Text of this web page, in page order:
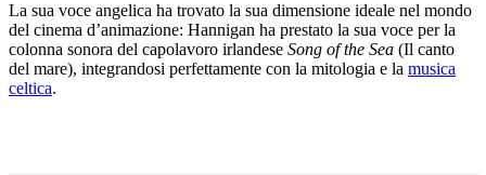
La sua voce angelica ha trovato la sua dimensione ideale nel mondo
del cinema d’animazione: Hannigan ha prestato la sua voce per la
colonna sonora del capolavoro irlandese Song of the Sea (Il canto
del mare), integrandosi perfettamente con la mitologia e la musica
celtica.